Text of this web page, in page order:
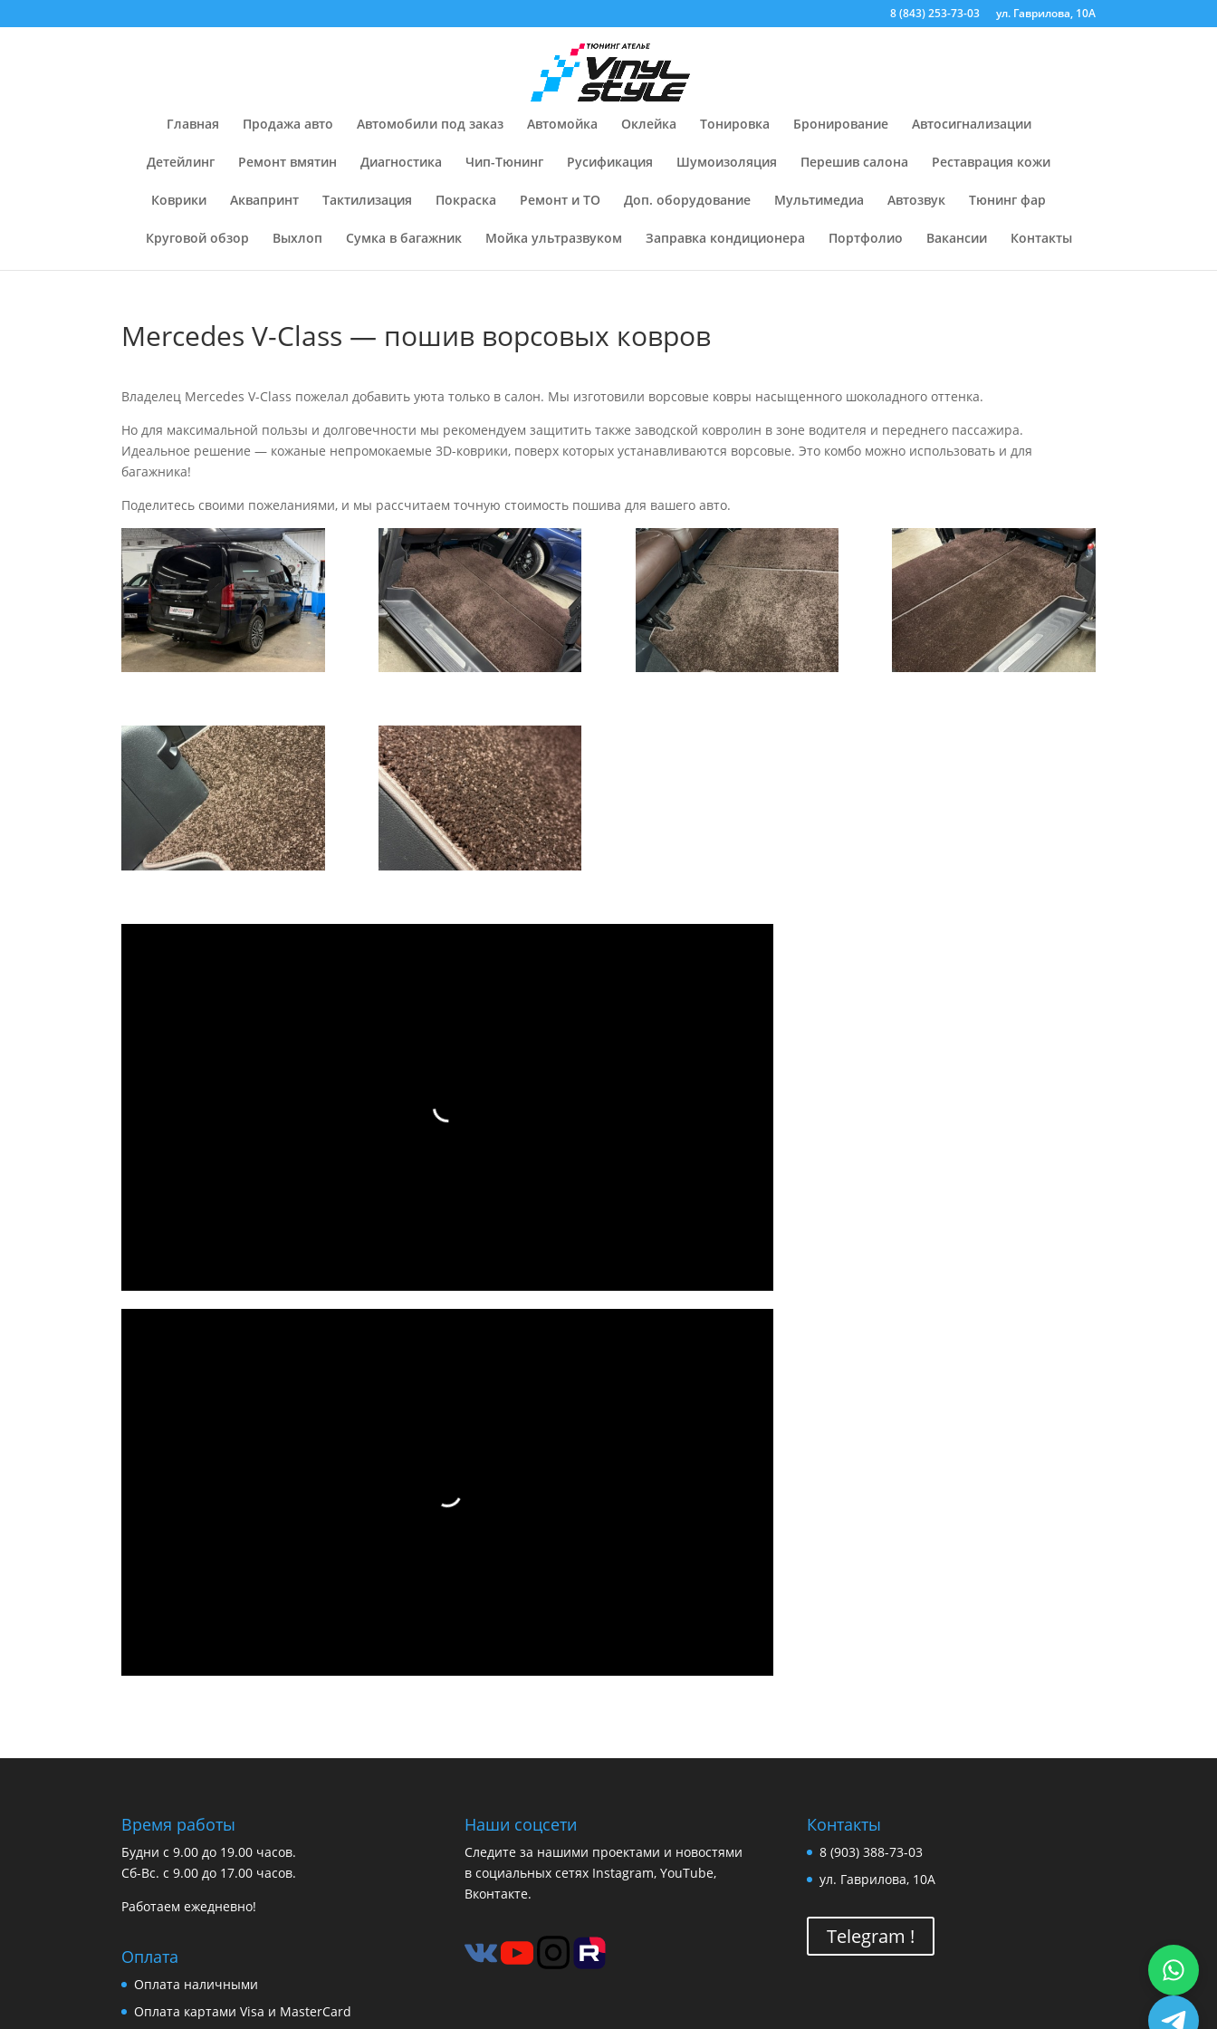
8 (843) 253-73-03 ул. Гаврилова, 10А
Главная Продажа авто Автомобили под заказ Автомойка Оклейка Тонировка Бронирование Автосигнализации
Детейлинг Ремонт вмятин Диагностика Чип-Тюнинг Русификация Шумоизоляция Перешив салона Реставрация кожи
Коврики Аквапринт Тактилизация Покраска Ремонт и ТО Доп. оборудование Мультимедиа Автозвук Тюнинг фар
Круговой обзор Выхлоп Сумка в багажник Мойка ультразвуком Заправка кондиционера Портфолио Вакансии Контакты
Mercedes V-Class — пошив ворсовых ковров
Владелец Mercedes V-Class пожелал добавить уюта только в салон. Мы изготовили ворсовые ковры насыщенного шоколадного оттенка.
Но для максимальной пользы и долговечности мы рекомендуем защитить также заводской ковролин в зоне водителя и переднего пассажира.
Идеальное решение — кожаные непромокаемые 3D-коврики, поверх которых устанавливаются ворсовые. Это комбо можно использовать и для
багажника!
Поделитесь своими пожеланиями, и мы рассчитаем точную стоимость пошива для вашего авто.
Время работы
Будни с 9.00 до 19.00 часов.
Сб-Вс. с 9.00 до 17.00 часов.
Работаем ежедневно!
Оплата
Оплата наличными
Оплата картами Visa и MasterCard
Наши соцсети
Следите за нашими проектами и новостями
в социальных сетях Instagram, YouTube,
Вконтакте.
Контакты
8 (903) 388-73-03
ул. Гаврилова, 10А
Telegram !